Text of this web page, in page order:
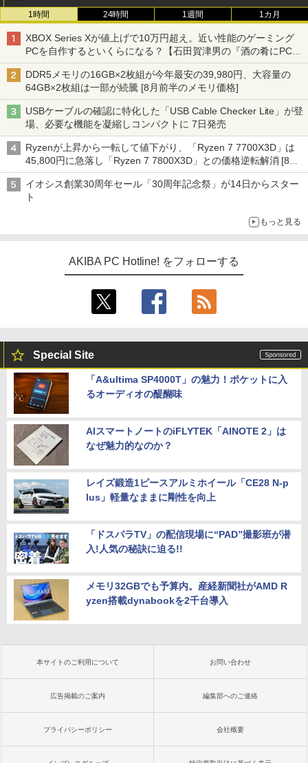
1時間 24時間 1週間 1カ月
XBOX Series Xが値上げで10万円超え。近い性能のゲーミング
PCを自作するといくらになる？【石田賀津男の『酒の肴にPCゲ
ーム』】
DDR5メモリの16GB×2枚組が今年最安の39,980円、大容量の
64GB×2枚組は一部が続騰 [8月前半のメモリ価格]
USBケーブルの確認に特化した「USB Cable Checker Lite」が登
場、必要な機能を凝縮しコンパクトに 7日発売
Ryzenが上昇から一転して値下がり、「Ryzen 7 7700X3D」は
45,800円に急落し「Ryzen 7 7800X3D」との価格逆転解消 [8月
前半のCPU価格]
イオシス創業30周年セール「30周年記念祭」が14日からスター
ト
もっと見る
AKIBA PC Hotline! をフォローする
Special Site
「A&ultima SP4000T」の魅力！ポケットに入
るオーディオの醍醐味
AIスマートノートのiFLYTEK「AINOTE 2」は
なぜ魅力的なのか？
レイズ鍛造1ピースアルミホイール「CE28 N-p
lus」軽量なままに剛性を向上
「ドスパラTV」の配信現場に“PAD”撮影班が潜
入!人気の秘訣に迫る!!
メモリ32GBでも予算内。産経新聞社がAMD R
yzen搭載dynabookを2千台導入
本サイトのご利用について お問い合わせ
広告掲載のご案内 編集部へのご連絡
プライバシーポリシー 会社概要